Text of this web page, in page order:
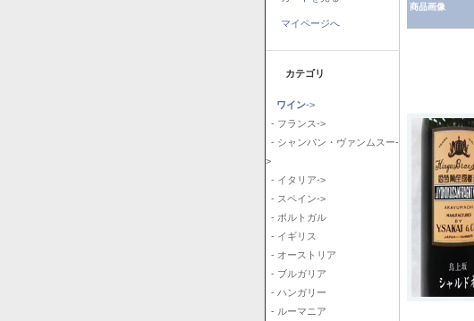
マイページへ
カテゴリ
ワイン->
- フランス->
- シャンパン・ヴァンムスー-
>
- イタリア->
- スペイン->
- ポルトガル
- イギリス
- オーストリア
- ブルガリア
- ハンガリー
- ルーマニア
商品画像